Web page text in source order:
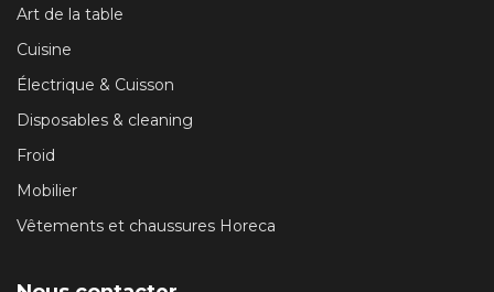
Art de la table
Cuisine
Électrique & Cuisson
Disposables & cleaning
Froid
Mobilier
Vêtements et chaussures Horeca